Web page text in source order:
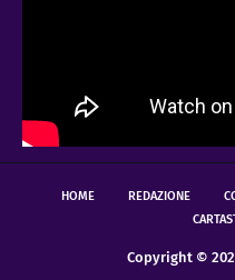
HOME REDAZIONE
Copyright ©